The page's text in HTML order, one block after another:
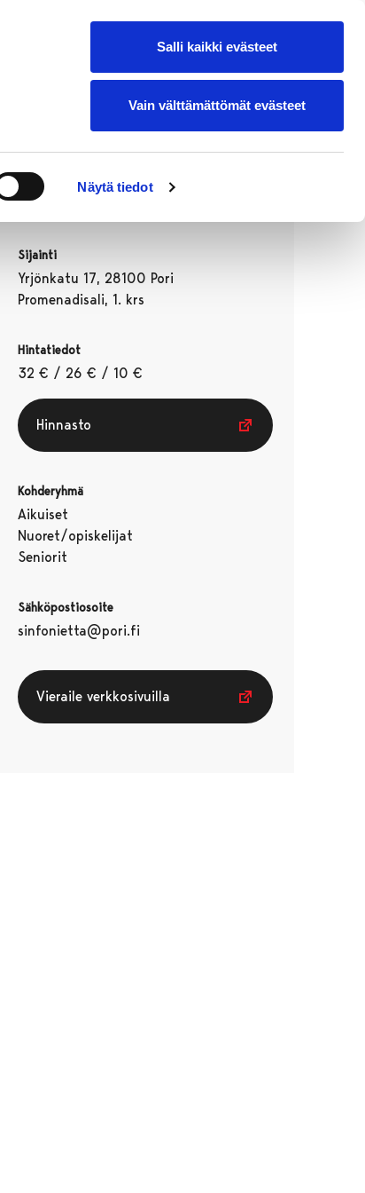
Näytä tiedot
Salli kaikki evästeet
Vain välttämättömät evästeet
Ajankohta
05.11.2026 18:30–20:30
Sijainti
Yrjönkatu 17, 28100 Pori
Promenadisali, 1. krs
Hintatiedot
32 € / 26 € / 10 €
Hinnasto
Kohderyhmä
Aikuiset
Nuoret/opiskelijat
Seniorit
Sähköpostiosoite
sinfonietta@pori.fi
Vieraile verkkosivuilla